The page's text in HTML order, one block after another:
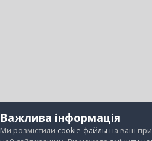
Важлива інформація
Ми розмістили cookie-файлы на ваш